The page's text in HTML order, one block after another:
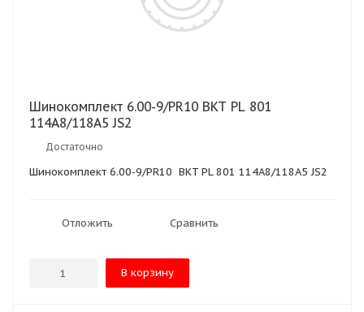
Шинокомплект 6.00-9/PR10 BKT PL 801
114A8/118A5 JS2
Достаточно
Шинокомплект 6.00-9/PR10 BKT PL 801 114A8/118A5 JS2
Отложить Сравнить
В корзину